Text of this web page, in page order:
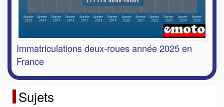
Immatriculations deux-roues année 2025 en
France
Sujets